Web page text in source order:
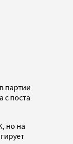
партии
с поста
но на